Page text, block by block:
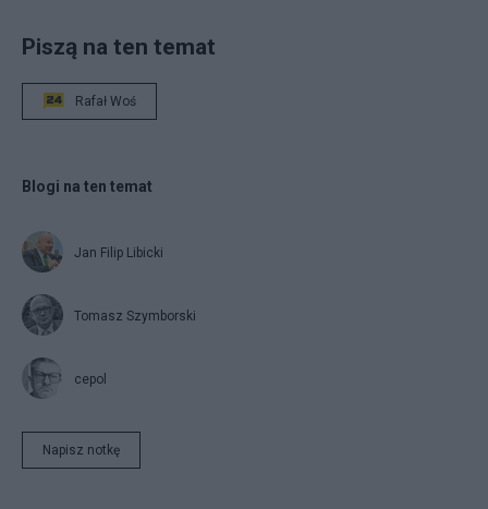
Piszą na ten temat
Rafał Woś
Blogi na ten temat
Jan Filip Libicki
Tomasz Szymborski
cepol
Napisz notkę